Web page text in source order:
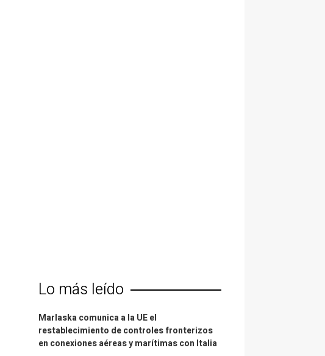
Lo más leído
Marlaska comunica a la UE el
restablecimiento de controles fronterizos
en conexiones aéreas y marítimas con Italia